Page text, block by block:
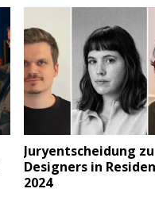
Juryentscheidung zu
Designers in
2024